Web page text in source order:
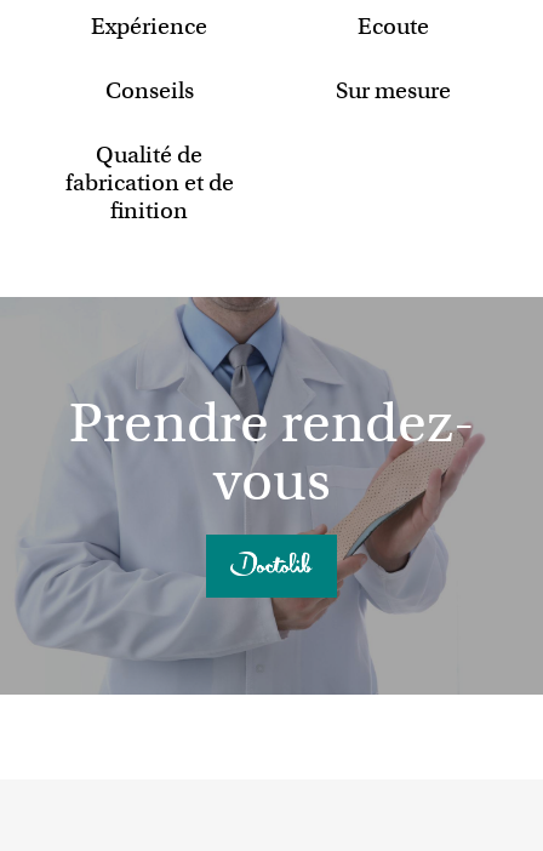
Expérience Ecoute
Conseils Sur mesure
Qualité de
fabrication et de
finition
Prendre rendez-
vous